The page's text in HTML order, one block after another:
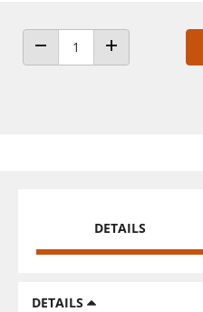
ANZAHL VERRINGERNANZAHL ERHÖHEN
DETAILS
DETAILS